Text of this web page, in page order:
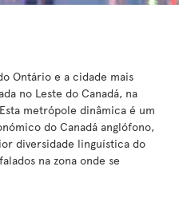
Ontário e a cidade mais
no Leste do Canadá, na
metrópole dinâmica é um
do Canadá anglófono,
diversidade linguística do
na zona onde se